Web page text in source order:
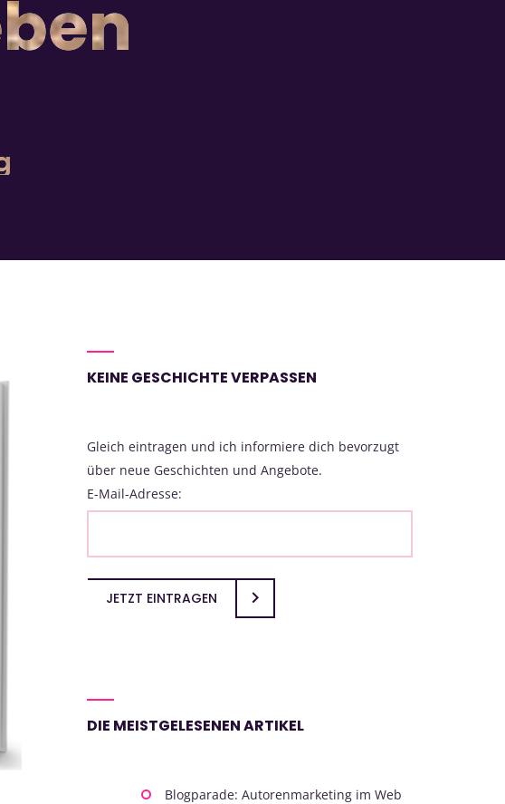
KEINE GESCHICHTE VERPASSEN
Gleich eintragen und ich informiere dich bevorzugt
über neue Geschichten und Angebote.
E-Mail-Adresse:
JETZT EINTRAGEN
DIE MEISTGELESENEN ARTIKEL
Blogparade: Autorenmarketing im Web